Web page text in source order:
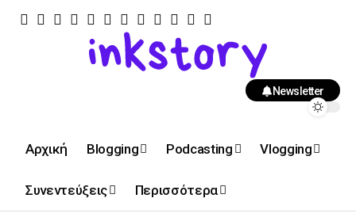
Newsletter
Αρχική Blogging Podcasting Vlogging
Συνεντεύξεις Περισσότερα